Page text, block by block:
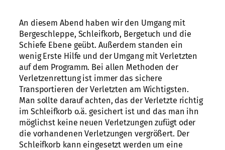
An diesem Abend haben wir den Umgang mit
Bergeschleppe, Schleifkorb, Bergetuch und die
Schiefe Ebene geübt. Außerdem standen ein
wenig Erste Hilfe und der Umgang mit Verletzten
auf dem Programm. Bei allen Methoden der
Verletzenrettung ist immer das sichere
Transportieren der Verletzten am Wichtigsten.
Man sollte darauf achten, das der Verletzte richtig
im Schleifkorb o.ä. gesichert ist und das man ihn
möglichst keine neuen Verletzungen zufügt oder
die vorhandenen Verletzungen vergrößert. Der
Schleifkorb kann eingesetzt werden um eine